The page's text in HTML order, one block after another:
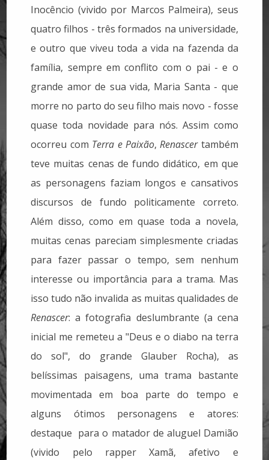
Inocêncio (vivido por Marcos Palmeira), seus
quatro filhos - três formados na universidade,
e outro que viveu toda a vida na fazenda da
família, sempre em conflito com o pai - e o
grande amor de sua vida, Maria Santa - que
morre no parto do seu filho mais novo - fosse
quase toda novidade para nós. Assim como
ocorreu com Terra e Paixão,Renascertambém
teve muitas cenas de fundo didático, em que
as personagens faziam longos e cansativos
discursos de fundo politicamente correto.
Além disso, como em quase toda a novela,
muitas cenas pareciam simplesmente criadas
para fazer passar o tempo, sem nenhum
interesse ou importância para a trama. Mas
isso tudo não invalida as muitas qualidades de
Renascer: a fotografia deslumbrante (a cena
inicial me remeteu a "Deus e o diabo na terra
do sol", do grande Glauber Rocha), as
belíssimas paisagens, uma trama bastante
movimentada em boa parte do tempo e
alguns ótimos personagens e atores:
destaque para o matador de aluguel Damião
(vivido pelo rapper Xamã, afetivo e